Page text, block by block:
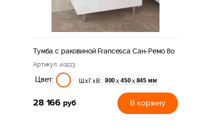
Тумба с раковиной Francesca Сан-Ремо 80
Артикул: 40223
Цвет: ШхГхВ: 800х 450х 845 мм
28 166 руб В корзину